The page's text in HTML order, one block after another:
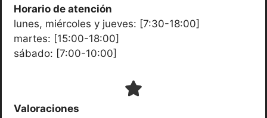
Horario de atención
lunes, miércoles y jueves: [7:30-18:00]
martes: [15:00-18:00]
sábado: [7:00-10:00]
Valoraciones